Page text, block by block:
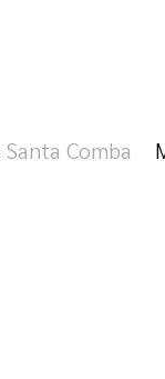
Santa Comba